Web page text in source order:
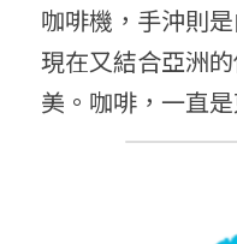
咖啡機，手沖則
現在又結合亞洲
美。咖啡，一直